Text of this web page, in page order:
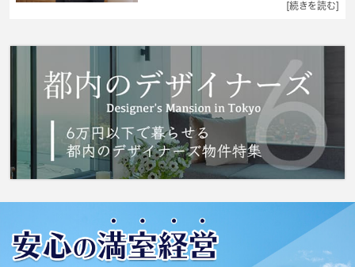
メ物件、ネット回線導入済み。細かい条件でも
条件を全て確認できます。
[続きを読む]